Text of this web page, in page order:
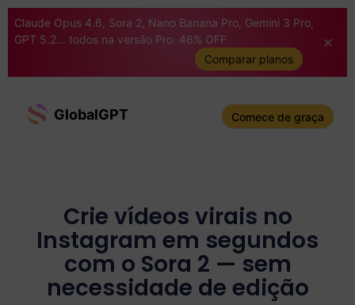
Claude Opus 4.6, Sora 2, Nano Banana Pro, Gemini 3 Pro,
GPT 5.2... todos na versão Pro. 46% OFF
Comparar planos
GlobalGPT Comece de graça
Crie vídeos virais no
Instagram em segundos
com o Sora 2 — sem
necessidade de edição